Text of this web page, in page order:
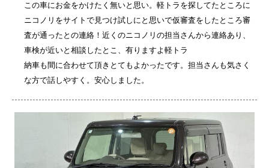
この車にお金をかけたく無いと思い。軽トラを探してたところに
ニコノリをサイトで見つけ試しにと思いで仮審査をしたところ審
査が通ったとの連絡！近くのニコノリの担当さんから連絡あり、
車検が近いと相談したとこ、有りますよ軽トラ
納車も間に合わせて頂きとてもよかったです。担当さんも気さく
な方で話しやすく。安心しました。